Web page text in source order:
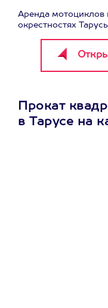
Аренда мотоциклов
окрестностях
Прокат
в Тарусе на